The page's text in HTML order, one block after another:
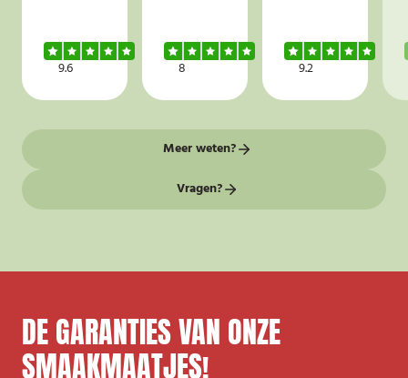
9.6 8 9.2
Meer weten?
Vragen?
DE GARANTIES VAN ONZE
SMAAKMAATJES!